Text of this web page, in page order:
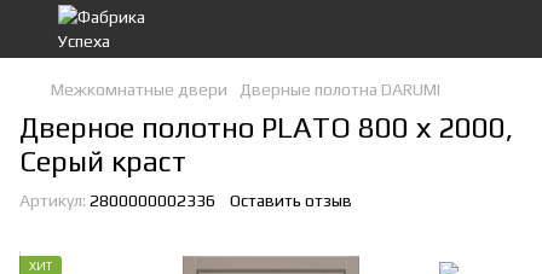
Межкомнатные двери Дверные полотна DARUMI
Дверное полотно PLATO 800 х 2000,
Серый краст
Артикул: 2800000002336 Оставить отзыв
ХИТ